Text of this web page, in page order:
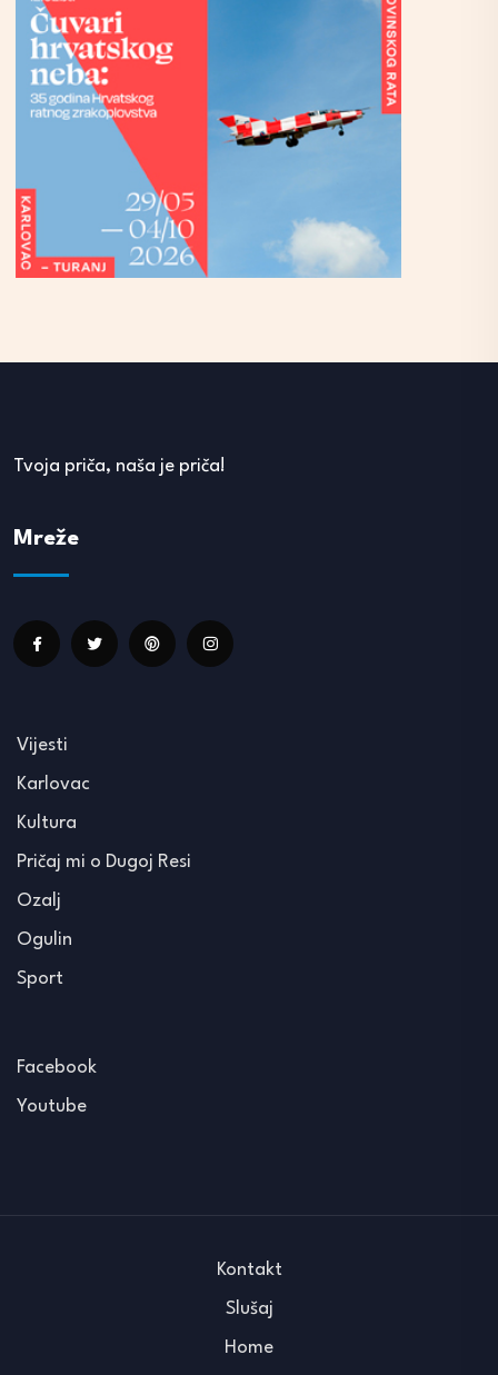
Tvoja priča, naša je priča!
Mreže
Vijesti
Karlovac
Kultura
Pričaj mi o Dugoj Resi
Ozalj
Ogulin
Sport
Facebook
Youtube
Kontakt
Slušaj
Home